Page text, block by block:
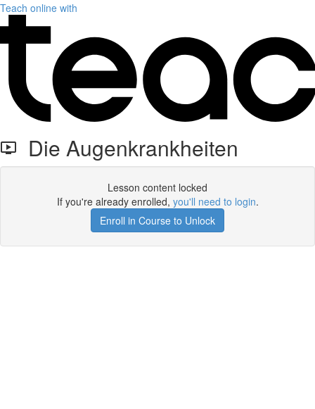
Teach online with
Die Augenkrankheiten
Lesson content locked
If you're already enrolled, you'll need to login.
Enroll in Course to Unlock